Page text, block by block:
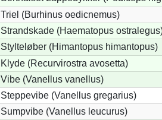
Triel (Burhinus oedicnemus)
Strandskade (Haematopus
Stylteløber (Himantopus himantopus)
Klyde (Recurvirostra avosetta)
Vibe (Vanellus vanellus)
Steppevibe (Vanellus gregarius)
Sumpvibe (Vanellus leucurus)